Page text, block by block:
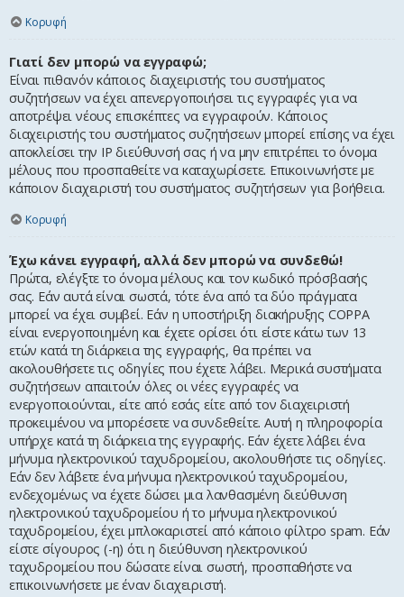
Κορυφή
Γιατί δεν μπορώ να εγγραφώ;
Είναι πιθανόν κάποιος διαχειριστής του συστήματος
συζητήσεων να έχει απενεργοποιήσει τις εγγραφές για να
αποτρέψει νέους επισκέπτες να εγγραφούν. Κάποιος
διαχειριστής του συστήματος συζητήσεων μπορεί επίσης να έχει
αποκλείσει την IP διεύθυνσή σας ή να μην επιτρέπει το όνομα
μέλους που προσπαθείτε να καταχωρίσετε. Επικοινωνήστε με
κάποιον διαχειριστή του συστήματος συζητήσεων για βοήθεια.
Κορυφή
Έχω κάνει εγγραφή, αλλά δεν μπορώ να συνδεθώ!
Πρώτα, ελέγξτε το όνομα μέλους και τον κωδικό πρόσβασής
σας. Εάν αυτά είναι σωστά, τότε ένα από τα δύο πράγματα
μπορεί να έχει συμβεί. Εάν η υποστήριξη διακήρυξης COPPA
είναι ενεργοποιημένη και έχετε ορίσει ότι είστε κάτω των 13
ετών κατά τη διάρκεια της εγγραφής, θα πρέπει να
ακολουθήσετε τις οδηγίες που έχετε λάβει. Μερικά συστήματα
συζητήσεων απαιτούν όλες οι νέες εγγραφές να
ενεργοποιούνται, είτε από εσάς είτε από τον διαχειριστή
προκειμένου να μπορέσετε να συνδεθείτε. Αυτή η πληροφορία
υπήρχε κατά τη διάρκεια της εγγραφής. Εάν έχετε λάβει ένα
μήνυμα ηλεκτρονικού ταχυδρομείου, ακολουθήστε τις οδηγίες.
Εάν δεν λάβετε ένα μήνυμα ηλεκτρονικού ταχυδρομείου,
ενδεχομένως να έχετε δώσει μια λανθασμένη διεύθυνση
ηλεκτρονικού ταχυδρομείου ή το μήνυμα ηλεκτρονικού
ταχυδρομείου, έχει μπλοκαριστεί από κάποιο φίλτρο spam. Εάν
είστε σίγουρος (-η) ότι η διεύθυνση ηλεκτρονικού
ταχυδρομείου που δώσατε είναι σωστή, προσπαθήστε να
επικοινωνήσετε με έναν διαχειριστή.